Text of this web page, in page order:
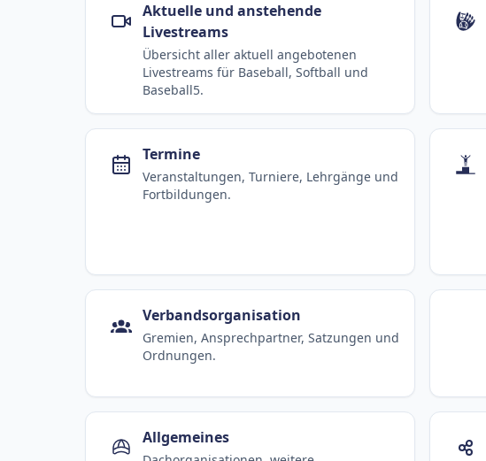
Aktuelle und anstehende
Livestreams
Übersicht aller aktuell angebotenen
Livestreams für Baseball, Softball und
Baseball5.
Termine
Veranstaltungen, Turniere, Lehrgänge und
Fortbildungen.
Verbandsorganisation
Gremien, Ansprechpartner, Satzungen und
Ordnungen.
Allgemeines